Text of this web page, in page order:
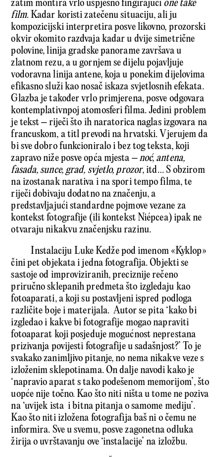
zatim montira vrlo uspješno fingirajući one take
film. Kadar koristi zatečenu situaciju, ali ju
kompozicijski interpretira posve likovno, prozorski
okvir okomito razdvaja kadar u dvije simetrične
polovine, linija gradske panorame završava u
zlatnom rezu, a u gornjem se dijelu pojavljuje
vodoravna linija antene, koja u ponekim dijelovima
efikasno služi kao nosač iskaza svjetlosnih efekata.
Glazba je također vrlo primjerena, posve odgovara
kontemplativnpoj atomosferi filma. Jedini problem
je tekst – riječi što ih naratorica naglas izgovara na
francuskom, a titl prevodi na hrvatski. Vjerujem da
bi sve dobro funkcioniralo i bez tog teksta, koji
zapravo niže posve opća mjesta –noć, antena,
fasada, sunce, grad, svjetlo, prozor, itd… S obzirom
na izostanak narativa i na spori tempo filma, te
riječi dobivaju dodatno na značenju, a
predstavljajući standardne pojmove vezane za
kontekst fotografije (ili kontekst Niépcea) ipak ne
otvaraju nikakvu značenjsku razinu.
Instalaciju Luke Kedže pod imenom «Kyklop»
čini pet objekata i jedna fotografija. Objekti se
sastoje od improviziranih, preciznije rečeno
priručno sklepanih predmeta što izgledaju kao
fotoaparati, a koji su postavljeni ispred podloga
različite boje i materijala. Autor se pita ‘kako bi
izgledao i kakve bi fotografije mogao napraviti
fotoaparat koji posjeduje mogućnost neprestana
prizivanja povijesti fotografije u sadašnjost?’ To je
svakako zanimljivo pitanje, no nema nikakve veze s
izloženim sklepotinama. On dalje navodi kako je
‘napravio aparat s tako podešenom memorijom’, što
uopće nije točno. Kao što niti ništa u tome ne poziva
na ‘uvijek ista i bitna pitanja o samome mediju’.
Kao što niti izložena fotografija baš ni o čemu ne
informira. Sve u svemu, posve zagonetna odluka
žirija o uvrštavanju ove ‘instalacije’ na izložbu.